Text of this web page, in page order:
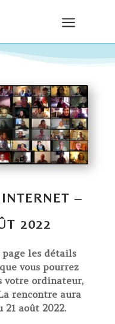
a
–
2022
les détails
vous pourrez
votre ordinateur,
rencontre aura
août 2022.